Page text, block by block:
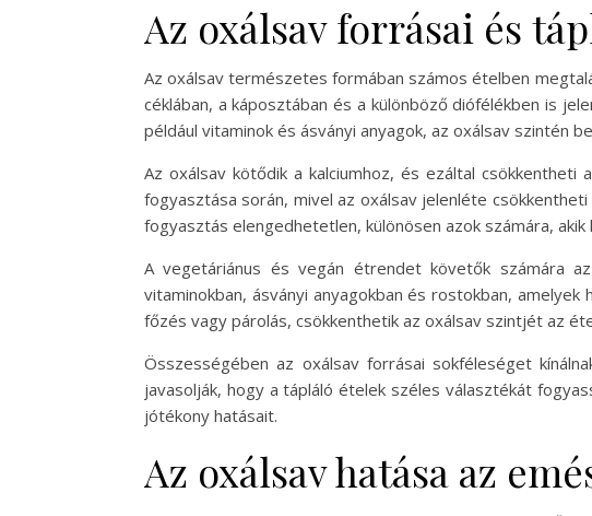
Az oxálsav forrásai és
Az oxálsav természetes formában számos ételben
céklában, a káposztában és a különböző diófélékben is
például vitaminok és ásványi anyagok, az oxálsav szintén
Az oxálsav kötődik a kalciumhoz, és ezáltal
fogyasztása során, mivel az oxálsav jelenléte
fogyasztás elengedhetetlen, különösen azok számára, akik
A vegetáriánus és vegán étrendet követők számára
vitaminokban, ásványi anyagokban és rostokban,
főzés vagy párolás, csökkenthetik az oxálsav szintjét az
Összességében az oxálsav forrásai sokféleséget
javasolják, hogy a tápláló ételek széles választékát
jótékony hatásait.
Az oxálsav hatása az